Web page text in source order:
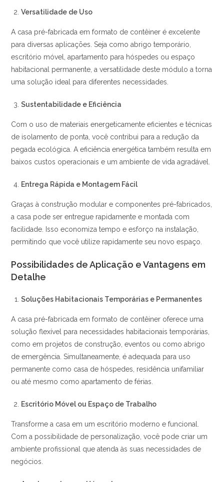
Versatilidade de Uso
A casa pré-fabricada em formato de contêiner é excelente
para diversas aplicações. Seja como abrigo temporário,
escritório móvel, apartamento para hóspedes ou espaço
habitacional permanente, a versatilidade deste módulo a torna
uma solução ideal para diferentes necessidades.
Sustentabilidade e Eficiência
Com o uso de materiais energeticamente eficientes e técnicas
de isolamento de ponta, você contribui para a redução da
pegada ecológica. A eficiência energética também resulta em
baixos custos operacionais e um ambiente de vida agradável.
Entrega Rápida e Montagem Fácil
Graças à construção modular e componentes pré-fabricados,
a casa pode ser entregue rapidamente e montada com
facilidade. Isso economiza tempo e esforço na instalação,
permitindo que você utilize rapidamente seu novo espaço.
Possibilidades de Aplicação e Vantagens em
Detalhe
Soluções Habitacionais Temporárias e Permanentes
A casa pré-fabricada em formato de contêiner oferece uma
solução flexível para necessidades habitacionais temporárias,
como em projetos de construção, eventos ou como abrigo
de emergência. Simultaneamente, é adequada para uso
permanente como casa de hóspedes, residência unifamiliar
ou até mesmo como apartamento de férias.
Escritório Móvel ou Espaço de Trabalho
Transforme a casa em um escritório moderno e funcional.
Com a possibilidade de personalização, você pode criar um
ambiente profissional que atenda às suas necessidades de
negócios.